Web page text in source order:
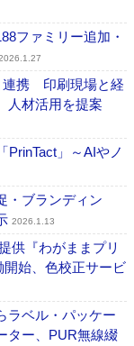
ファミリー追加・
連携 印刷現場と経
人材活用を提案
PrinTact」～AIやノ
・ブランディン
2026.1.13
供『わがままプリ
開始、色校正サービ
ラベル・パッケー
ター、PUR無線綴